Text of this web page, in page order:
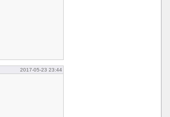
2017-05-23 23:44